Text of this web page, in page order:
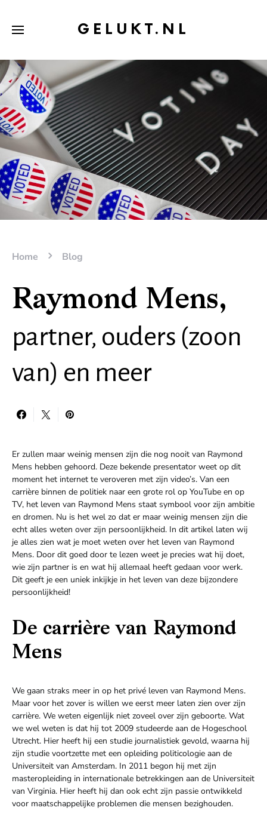
GELUKT.NL
Home Blog
Raymond Mens,
partner, ouders (zoon
van) en meer
Er zullen maar weinig mensen zijn die nog nooit van Raymond
Mens hebben gehoord. Deze bekende presentator weet op dit
moment het internet te veroveren met zijn video’s. Van een
carrière binnen de politiek naar een grote rol op YouTube en op
TV, het leven van Raymond Mens staat symbool voor zijn ambitie
en dromen. Nu is het wel zo dat er maar weinig mensen zijn die
echt alles weten over zijn persoonlijkheid. In dit artikel laten wij
je alles zien wat je moet weten over het leven van Raymond
Mens. Door dit goed door te lezen weet je precies wat hij doet,
wie zijn partner is en wat hij allemaal heeft gedaan voor werk.
Dit geeft je een uniek inkijkje in het leven van deze bijzondere
persoonlijkheid!
De carrière van Raymond
Mens
We gaan straks meer in op het privé leven van Raymond Mens.
Maar voor het zover is willen we eerst meer laten zien over zijn
carrière. We weten eigenlijk niet zoveel over zijn geboorte. Wat
we wel weten is dat hij tot 2009 studeerde aan de Hogeschool
Utrecht. Hier heeft hij een studie journalistiek gevold, waarna hij
zijn studie voortzette met een opleiding politicologie aan de
Universiteit van Amsterdam. In 2011 begon hij met zijn
masteropleiding in internationale betrekkingen aan de Universiteit
van Virginia. Hier heeft hij dan ook echt zijn passie ontwikkeld
voor maatschappelijke problemen die mensen bezighouden.